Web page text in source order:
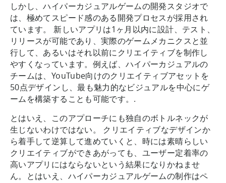
しかし、ハイパーカジュアルゲームの開発スタジオで
は、極めてスピード感のある開発プロセスが採用され
ています。 新しいアプリは1ヶ月以内に設計、テスト、
リリースが可能であり、実際のゲームメカニクスと並
行して、あるいはそれ以前にクリエイティブを制作し
やすくなっています。例えば、ハイパーカジュアルの
チームは、YouTube向けのクリエイティブアセットを
50点デザインし、最も魅力的なビジュアルを中心にゲ
ームを構築することも可能です。.
とはいえ、このアプローチにも独自のボトルネックが
生じないわけではない。 クリエイティブなデザインか
ら着手して逆算して進めていくと、時には素晴らしい
クリエイティブができあがっても、ユーザー定着率の
高いアプリにはならないという結果になりかねませ
ん。とはいえ、ハイパーカジュアルゲームの制作はペ